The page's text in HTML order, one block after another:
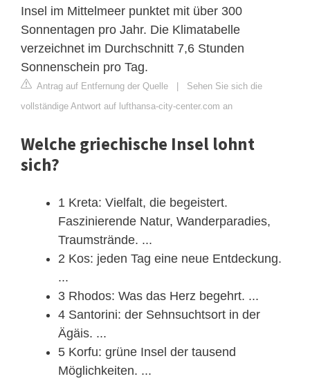
Insel im Mittelmeer punktet mit über 300
Sonnentagen pro Jahr. Die Klimatabelle
verzeichnet im Durchschnitt 7,6 Stunden
Sonnenschein pro Tag.
Antrag auf Entfernung der Quelle | Sehen Sie sich die
vollständige Antwort auf lufthansa-city-center.com an
Welche griechische Insel lohnt
sich?
1 Kreta: Vielfalt, die begeistert.
Faszinierende Natur, Wanderparadies,
Traumstrände. ...
2 Kos: jeden Tag eine neue Entdeckung.
...
3 Rhodos: Was das Herz begehrt. ...
4 Santorini: der Sehnsuchtsort in der
Ägäis. ...
5 Korfu: grüne Insel der tausend
Möglichkeiten. ...